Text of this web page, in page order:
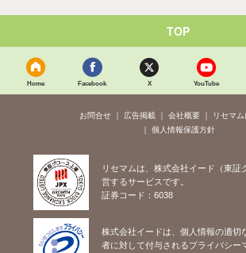
TOP
Home Facebook X YouTube
お問合せ 広告掲載 会社概要
リセマ
個人情報保護方針
リセマムは、株式会社イード（東証
営するサービスです。
証券コード：6038
株式会社イードは、個人情報の適切
者に対して付与されるプライバシー